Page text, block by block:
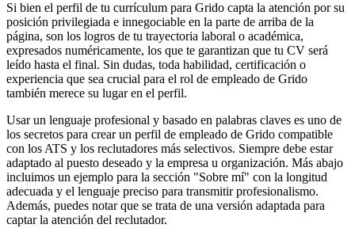
Si bien el perfil de tu currículum para Grido capta la atención por su
posición privilegiada e innegociable en la parte de arriba de la
página, son los logros de tu trayectoria laboral o académica,
expresados numéricamente, los que te garantizan que tu CV será
leído hasta el final. Sin dudas, toda habilidad, certificación o
experiencia que sea crucial para el rol de empleado de Grido
también merece su lugar en el perfil.
Usar un lenguaje profesional y basado en palabras claves es uno de
los secretos para crear un perfil de empleado de Grido compatible
con los ATS y los reclutadores más selectivos. Siempre debe estar
adaptado al puesto deseado y la empresa u organización. Más abajo
incluimos un ejemplo para la sección "Sobre mí" con la longitud
adecuada y el lenguaje preciso para transmitir profesionalismo.
Además, puedes notar que se trata de una versión adaptada para
captar la atención del reclutador.